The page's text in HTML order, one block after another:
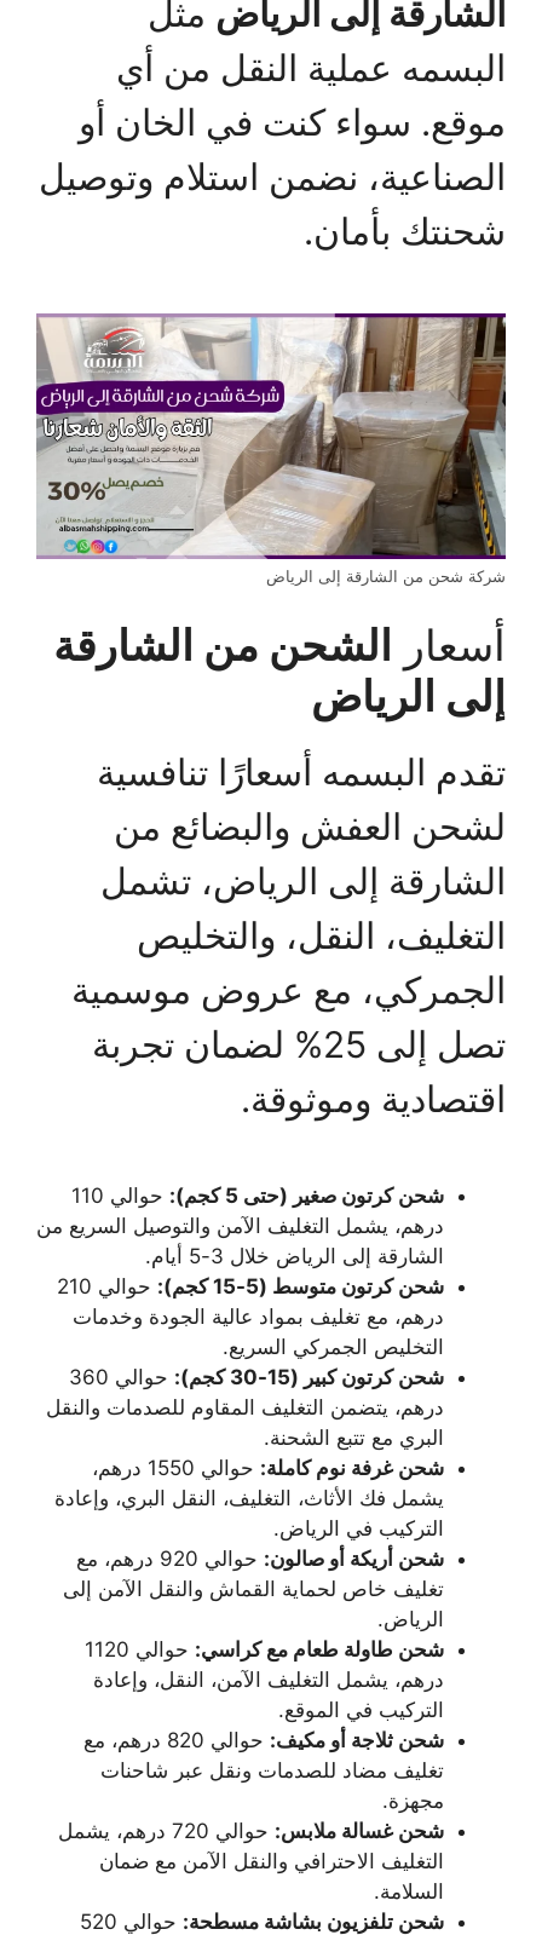
الشارقة إلى الرياض مثل
البسمه عملية النقل من أي
موقع. سواء كنت في الخان أو
الصناعية، نضمن استلام وتوصيل
شحنتك بأمان.
شركة شحن من الشارقة إلى الرياض
أسعار
الشحن من الشارقة
إلى الرياض
تقدم البسمه أسعارًا تنافسية
لشحن العفش والبضائع من
الشارقة إلى الرياض، تشمل
التغليف، النقل، والتخليص
الجمركي، مع عروض موسمية
تصل إلى 25% لضمان تجربة
اقتصادية وموثوقة.
شحن كرتون صغير (حتى 5 كجم):
حوالي 110
درهم، يشمل التغليف الآمن والتوصيل السريع من
الشارقة إلى الرياض خلال 3-5 أيام.
شحن كرتون متوسط (5-15 كجم):
حوالي 210
درهم، مع تغليف بمواد عالية الجودة وخدمات
التخليص الجمركي السريع.
شحن كرتون كبير (15-30 كجم):
حوالي 360
درهم، يتضمن التغليف المقاوم للصدمات والنقل
البري مع تتبع الشحنة.
شحن غرفة نوم كاملة:
حوالي 1550 درهم،
يشمل فك الأثاث، التغليف، النقل البري، وإعادة
التركيب في الرياض.
شحن أريكة أو صالون:
حوالي 920 درهم، مع
تغليف خاص لحماية القماش والنقل الآمن إلى
الرياض.
شحن طاولة طعام مع كراسي:
حوالي 1120
درهم، يشمل التغليف الآمن، النقل، وإعادة
التركيب في الموقع.
شحن ثلاجة أو مكيف:
حوالي 820 درهم، مع
تغليف مضاد للصدمات ونقل عبر شاحنات
مجهزة.
شحن غسالة ملابس:
حوالي 720 درهم، يشمل
التغليف الاحترافي والنقل الآمن مع ضمان
السلامة.
شحن تلفزيون بشاشة مسطحة:
حوالي 520